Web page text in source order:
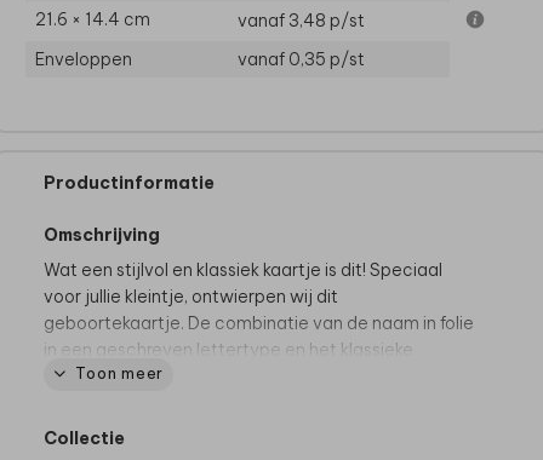
21.6 × 14.4 cm
vanaf 3,48 p/st
Enveloppen
vanaf 0,35 p/st
Productinformatie
Omschrijving
Wat een stijlvol en klassiek kaartje is dit! Speciaal
voor jullie kleintje, ontwierpen wij dit
geboortekaartje. De combinatie van de naam in folie
in een geschreven lettertype en het klassieke
lettertype met de achternaam maken dit kaartje
Toon meer
Collectie